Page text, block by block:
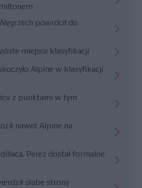
powrócił do
miejsce klasyfikacji
Alpine w klasyfikacji
z punktami w tym
nawet Alpine na
Perez dostał formalne
słabe strony